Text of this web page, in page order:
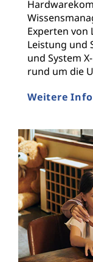
Experten von
Leistung und
und System
rund um die
Weitere